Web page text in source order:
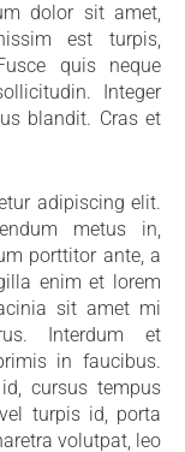
dolor sit amet,
est turpis,
quis neque
Integer
blandit. Cras et
adipiscing elit.
metus in,
porttitor ante, a
enim et lorem
sit amet mi
Interdum et
in faucibus.
cursus tempus
turpis id, porta
volutpat, leo